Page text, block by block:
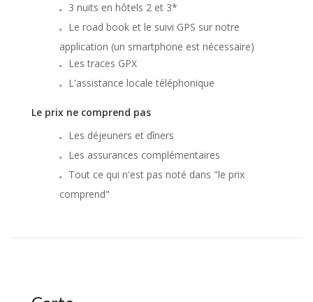
3 nuits en hôtels 2 et 3*
Le road book et le suivi GPS sur notre
application (un smartphone est nécessaire)
Les traces GPX
L'assistance locale téléphonique
Le prix ne comprend pas
Les déjeuners et dîners
Les assurances complémentaires
Tout ce qui n'est pas noté dans "le prix
comprend"